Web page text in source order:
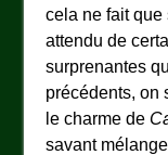
cela ne fait que
attendu de
surprenantes
précédents, on
le charme de
savant